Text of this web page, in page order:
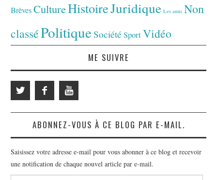
Brèves CultureHistoireJuridique Les amis Non
classéPolitiqueSociété SportVidéo
ME SUIVRE
ABONNEZ-VOUS À CE BLOG PAR E-MAIL.
Saisissez votre adresse e-mail pour vous abonner à ce blog et recevoir
une notification de chaque nouvel article par e-mail.